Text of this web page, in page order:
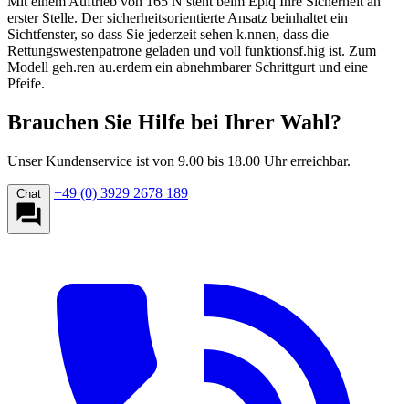
erster Stelle. Der sicherheitsorientierte Ansatz beinhaltet ein
Sichtfenster, so dass Sie jederzeit sehen k.nnen, dass die
Rettungswestenpatrone geladen und voll funktionsf.hig ist. Zum
Modell geh.ren au.erdem ein abnehmbarer Schrittgurt und eine
Pfeife.
Brauchen Sie Hilfe bei Ihrer Wahl?
Unser Kundenservice ist von 9.00 bis 18.00 Uhr erreichbar.
Chat +49 (0) 3929 2678 189